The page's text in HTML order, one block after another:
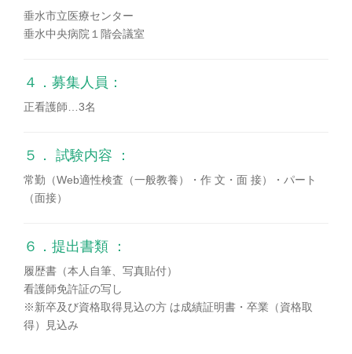
垂水市立医療センター
垂水中央病院１階会議室
４．募集人員：
正看護師…3名
５． 試験内容 ：
常勤（Web適性検査（一般教養）・作 文・面 接）・パート
（面接）
６．提出書類 ：
履歴書（本人自筆、写真貼付）
看護師免許証の写し
※新卒及び資格取得見込の方 は成績証明書・卒業（資格取
得）見込み